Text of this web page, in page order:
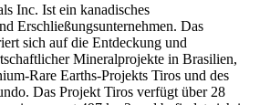
Inc. Ist ein kanadisches
Erschließungsunternehmen. Das
sich auf die Entdeckung und
Mineralprojekte in Brasilien,
Rare Earths-Projekts Tiros und des
Das Projekt Tiros verfügt über 28